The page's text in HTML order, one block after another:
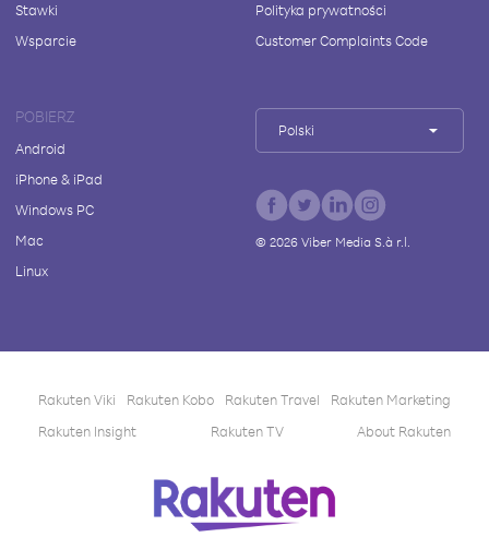
Stawki
Wsparcie
Polityka prywatności
Customer Complaints Code
POBIERZ
Android
iPhone & iPad
Windows PC
Mac
Linux
Polski
© 2026Viber Media S.à r.l.
Rakuten Viki Rakuten Kobo Rakuten Travel
Rakuten Marketing
Rakuten Insight
Rakuten TV About Rakuten